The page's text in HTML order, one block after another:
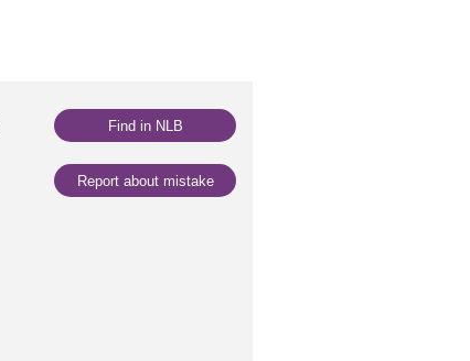
Find in NLB
Report about mistake